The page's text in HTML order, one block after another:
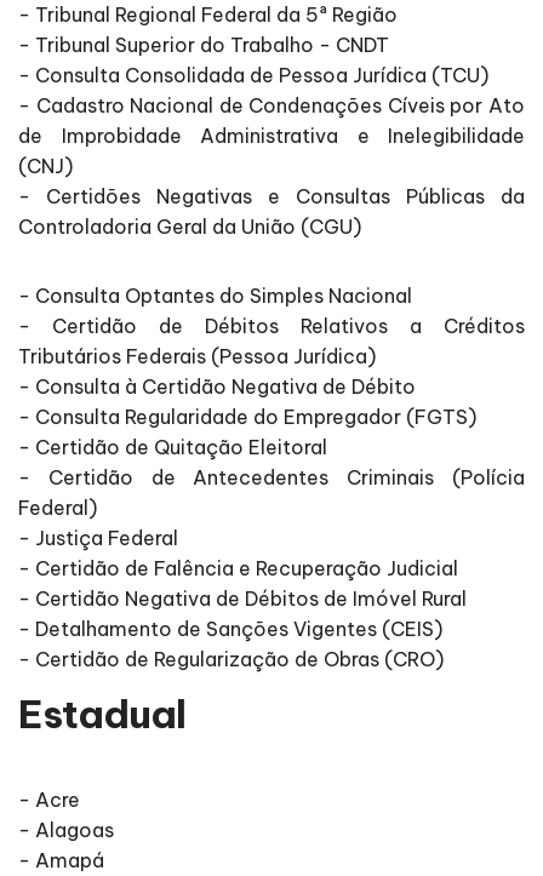
- Tribunal Regional Federal da 5ª Região
- Tribunal Superior do Trabalho - CNDT
- Consulta Consolidada de Pessoa Jurídica (TCU)
- Cadastro Nacional de Condenações Cíveis por Ato
de Improbidade Administrativa e Inelegibilidade
(CNJ)
- Certidões Negativas e Consultas Públicas da
Controladoria Geral da União (CGU)
- Consulta Optantes do Simples Nacional
- Certidão de Débitos Relativos a Créditos
Tributários Federais (Pessoa Jurídica)
- Consulta à Certidão Negativa de Débito
- Consulta Regularidade do Empregador (FGTS)
- Certidão de Quitação Eleitoral
- Certidão de Antecedentes Criminais (Polícia
Federal)
- Justiça Federal
- Certidão de Falência e Recuperação Judicial
- Certidão Negativa de Débitos de Imóvel Rural
- Detalhamento de Sanções Vigentes (CEIS)
- Certidão de Regularização de Obras (CRO)
Estadual
- Acre
- Alagoas
- Amapá